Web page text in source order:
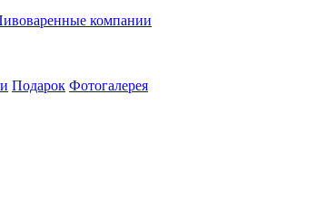
компании
Подарок Фотогалерея